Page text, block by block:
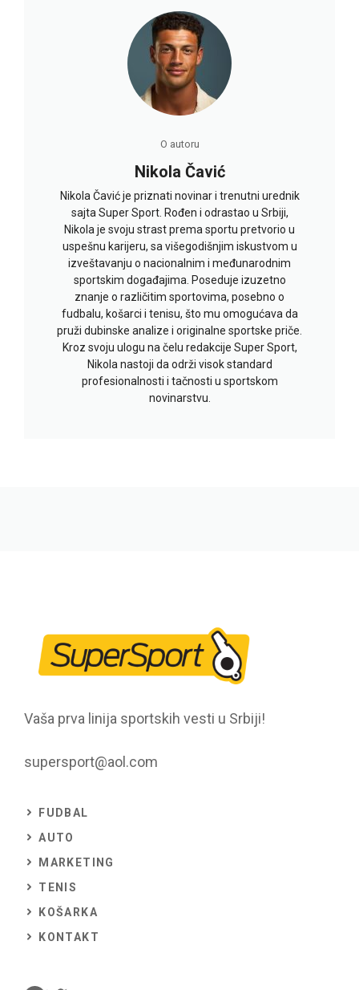
O autoru
Nikola Čavić
Nikola Čavić je priznati novinar i trenutni urednik
sajta Super Sport. Rođen i odrastao u Srbiji,
Nikola je svoju strast prema sportu pretvorio u
uspešnu karijeru, sa višegodišnjim iskustvom u
izveštavanju o nacionalnim i međunarodnim
sportskim događajima. Poseduje izuzetno
znanje o različitim sportovima, posebno o
fudbalu, košarci i tenisu, što mu omogućava da
pruži dubinske analize i originalne sportske priče.
Kroz svoju ulogu na čelu redakcije Super Sport,
Nikola nastoji da održi visok standard
profesionalnosti i tačnosti u sportskom
novinarstvu.
Vaša prva linija sportskih vesti u Srbiji!
supersport@aol.com
FUDBAL
AUTO
MARKETING
TENIS
KOŠARKA
KONTAKT